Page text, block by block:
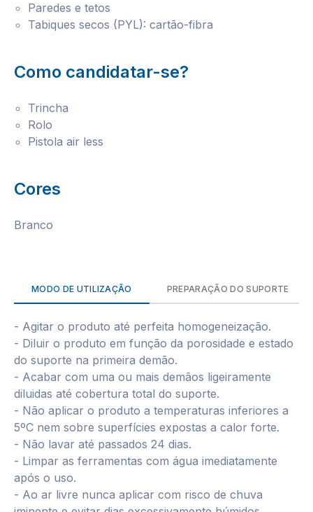
Paredes e tetos
Tabiques secos (PYL): cartão-fibra
Como candidatar-se?
Trincha
Rolo
Pistola air less
Cores
Branco
MODO DE UTILIZAÇÃO PREPARAÇÃO DO SUPORTE
- Agitar o produto até perfeita homogeneização.
- Diluir o produto em função da porosidade e estado
do suporte na primeira demão.
- Acabar com uma ou mais demãos ligeiramente
diluidas até cobertura total do suporte.
- Não aplicar o produto a temperaturas inferiores a
5ºC nem sobre superfícies expostas a calor forte.
- Não lavar até passados 24 dias.
- Limpar as ferramentas com água imediatamente
após o uso.
- Ao ar livre nunca aplicar com risco de chuva